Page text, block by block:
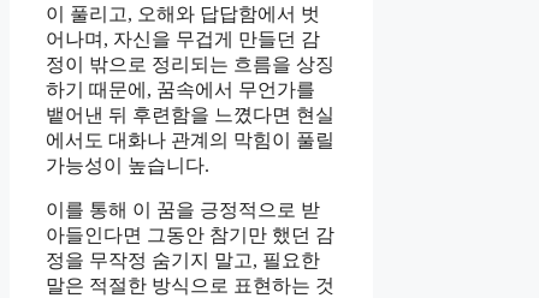
이 풀리고, 오해와 답답함에서 벗
어나며, 자신을 무겁게 만들던 감
정이 밖으로 정리되는 흐름을 상징
하기 때문에, 꿈속에서 무언가를
뱉어낸 뒤 후련함을 느꼈다면 현실
에서도 대화나 관계의 막힘이 풀릴
가능성이 높습니다.
이를 통해 이 꿈을 긍정적으로 받
아들인다면 그동안 참기만 했던 감
정을 무작정 숨기지 말고, 필요한
말은 적절한 방식으로 표현하는 것